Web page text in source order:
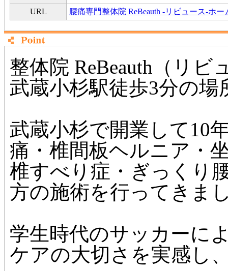
URL
腰痛専門整体院 ReBeauth -リビュース-ホー
整体院 ReBeauth（リビ
武蔵小杉駅徒歩3分の
武蔵小杉で開業して10
痛・椎間板ヘルニア・
椎すべり症・ぎっくり
方の施術を行ってきま
学生時代のサッカーに
ケアの大切さを実感し